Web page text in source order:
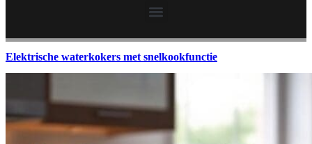
Elektrische waterkokers met snelkookfunctie